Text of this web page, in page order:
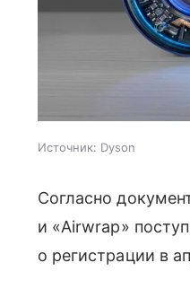
Источник: Dyson
Согласно
и «Airwrap»
о регистрации в